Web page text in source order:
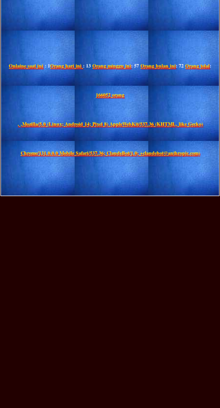
Onlaine saat ini: 1Orang hari ini : 13 Orang minggu ini: 57 Orang bulan ini: 72 Orang tolal:
166052 orang
, ,Mozilla/5.0 (Linux; Android 14; Pixel 8) AppleWebKit/537.36 (KHTML, like Gecko)
Chrome/131.0.0.0 Mobile Safari/537.36; ClaudeBot/1.0; +claudebot@anthropic.com)